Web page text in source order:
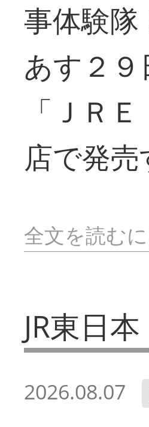
事体験
あす２
「ＪＲ
店で発売
全文を読む
JR東日本
2026.08.07